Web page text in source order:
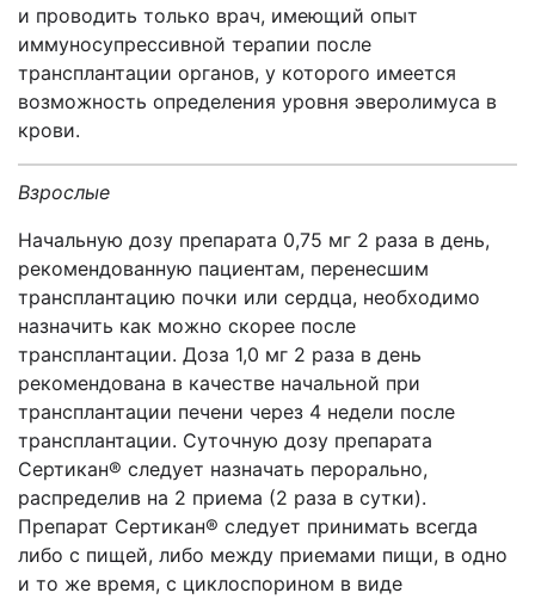
и проводить только врач, имеющий опыт
иммуносупрессивной терапии после
трансплантации органов, у которого имеется
возможность определения уровня эверолимуса в
крови.
Взрослые
Начальную дозу препарата 0,75 мг 2 раза в день,
рекомендованную пациентам, перенесшим
трансплантацию почки или сердца, необходимо
назначить как можно скорее после
трансплантации. Доза 1,0 мг 2 раза в день
рекомендована в качестве начальной при
трансплантации печени через 4 недели после
трансплантации. Суточную дозу препарата
Сертикан® следует назначать перорально,
распределив на 2 приема (2 раза в сутки).
Препарат Сертикан® следует принимать всегда
либо с пищей, либо между приемами пищи, в одно
и то же время, с циклоспорином в виде